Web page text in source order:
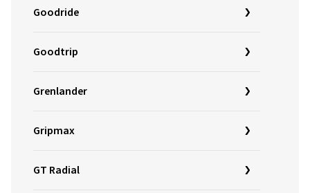
Goodride
Goodtrip
Grenlander
Gripmax
GT Radial